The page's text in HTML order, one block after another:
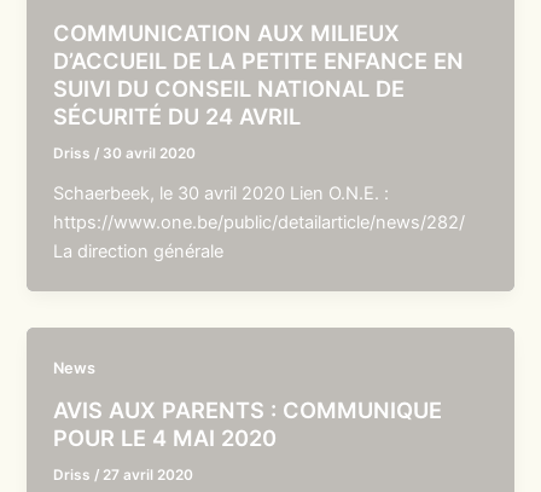
COMMUNICATION AUX MILIEUX
D’ACCUEIL DE LA PETITE ENFANCE EN
SUIVI DU CONSEIL NATIONAL DE
SÉCURITÉ DU 24 AVRIL
Driss / 30 avril 2020
Schaerbeek, le 30 avril 2020 Lien O.N.E. :
https://www.one.be/public/detailarticle/news/282/
La direction générale
News
AVIS AUX PARENTS : COMMUNIQUE
POUR LE 4 MAI 2020
Driss / 27 avril 2020